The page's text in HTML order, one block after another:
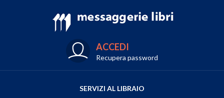
ACCEDI
Recupera password
SERVIZI AL LIBRAIO